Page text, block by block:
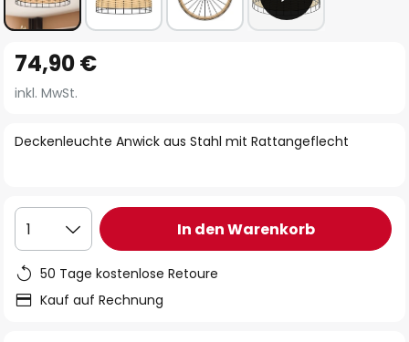
Anfang
der
springen
Deckenleuchte Anwick aus Stahl mit Rattangeflecht
74,90 €
inkl. MwSt.
1 In den Warenkorb
50 Tage kostenlose Retoure
Kauf auf Rechnung